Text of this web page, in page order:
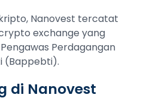
Nanovest tercatat
exchange yang
Perdagangan
(Bappebti).
di Nanovest